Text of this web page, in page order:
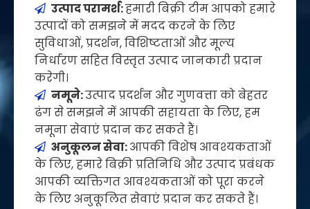
 उत्पाद परामर्श:हमारी बिक्री टीम आपको हमारे
उत्पादों को समझने में मदद करने के लिए
सुविधाओं, प्रदर्शन, विशिष्टताओं और मूल्य
निर्धारण सहित विस्तृत उत्पाद जानकारी प्रदान
करेगी।
 नमूने:उत्पाद प्रदर्शन और गुणवत्ता को बेहतर
ढंग से समझने में आपकी सहायता के लिए, हम
नमूना सेवाएं प्रदान कर सकते हैं।
 अनुकूलन सेवा:आपकी विशेष आवश्यकताओं
के लिए, हमारे बिक्री प्रतिनिधि और उत्पाद प्रबंधक
आपकी व्यक्तिगत आवश्यकताओं को पूरा करने
के लिए अनुकूलित सेवाएं प्रदान कर सकते हैं।